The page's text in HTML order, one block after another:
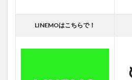
LINEMOはこちらで！